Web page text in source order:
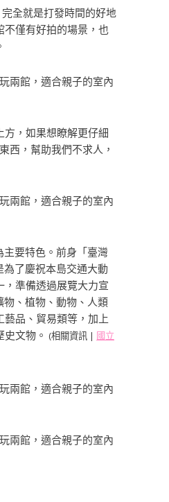
全就是打發時間的好地
不僅有好拍的場景，也
，如果想瞭解更仔細
西，幫助我們不求人，
要特色。前身「臺灣
了慶祝本島交通大動
準備透過展覽大力宣
、植物、動物、人類
品、貿易類等，加上
文物。 (相關資訊 | 國立